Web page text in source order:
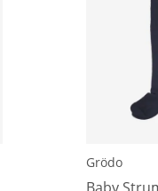
Grödo